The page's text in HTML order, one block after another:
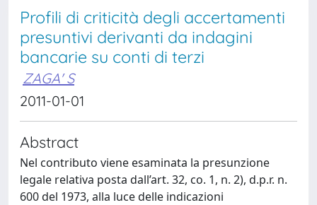
Profili di criticità degli accertamenti
presuntivi derivanti da indagini
bancarie su conti di terzi
ZAGA' S
2011-01-01
Abstract
Nel contributo viene esaminata la presunzione
legale relativa posta dall’art. 32, co. 1, n. 2), d.p.r. n.
600 del 1973, alla luce delle indicazioni